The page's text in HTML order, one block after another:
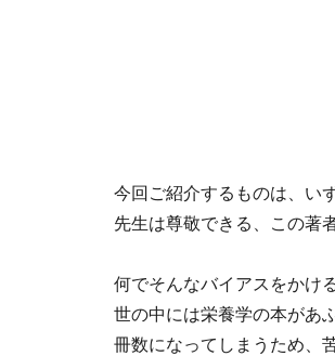
今回ご紹介するものは、い
先生は尊敬できる、この著
何でそんなバイアスをかけ
世の中には栄養学の本があ
冊数になってしまうため、